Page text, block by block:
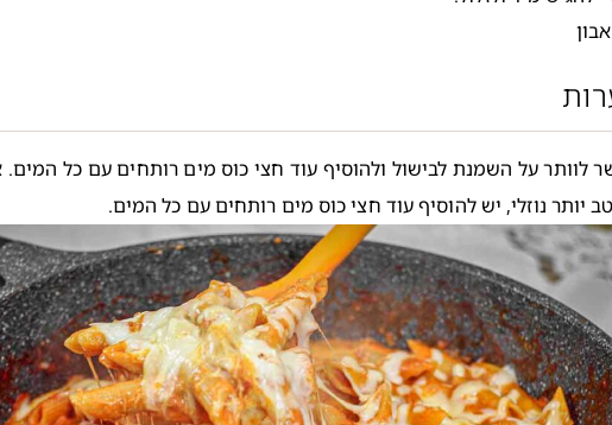
לוותר על השמנת לבישול ולהוסיף עוד חצי כוס מים רותחים עם כל
יותר נוזלי, יש להוסיף עוד חצי כוס מים רותחים עם כל המים.